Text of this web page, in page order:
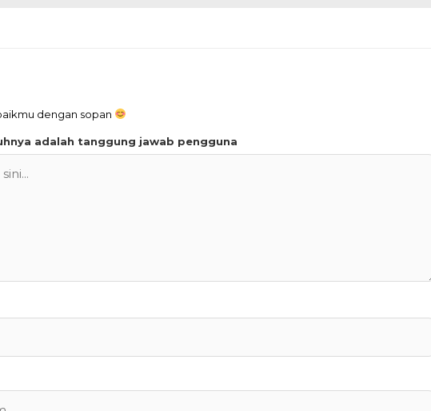
dengan sopan
adalah tanggung jawab pengguna